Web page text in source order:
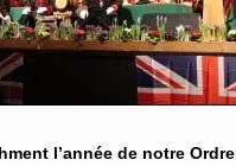
l’année de notre Ordre